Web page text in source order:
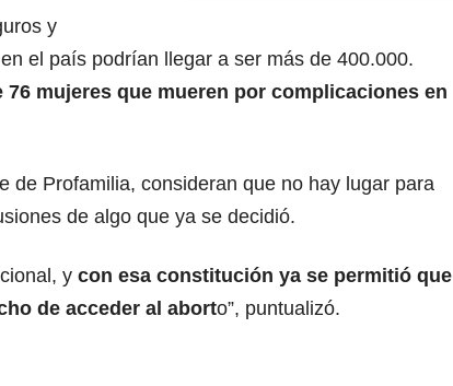
y
el país podrían llegar a ser más de 400.000.
mujeres que mueren por complicaciones en
de Profamilia, consideran que no hay lugar para
de algo que ya se decidió.
y con esa constitución ya se permitió que
de acceder al aborto”, puntualizó.